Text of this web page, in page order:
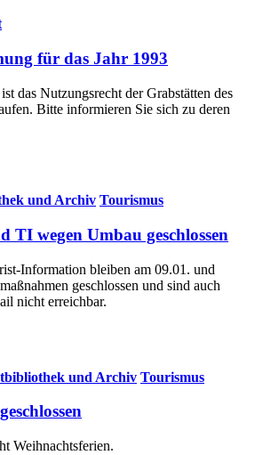
für das Jahr 1993
das Nutzungsrecht der Grabstätten des
Bitte informieren Sie sich zu deren
und Archiv Tourismus
TI wegen Umbau geschlossen
Information bleiben am 09.01. und
geschlossen und sind auch
nicht erreichbar.
und Archiv Tourismus
Weihnachtsferien.